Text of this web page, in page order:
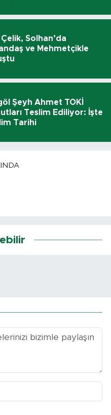
Solhan’da
ve Mehmetçikle
Şeyh Ahmet TOKİ
Teslim Ediliyor: İşte
Tarihi